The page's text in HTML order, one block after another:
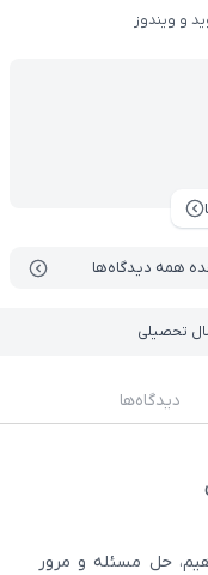
همه دیدگاه‌ها
تحصیلی
و ویندوز
دیدگاه‌ها
حل مسئله و مرور